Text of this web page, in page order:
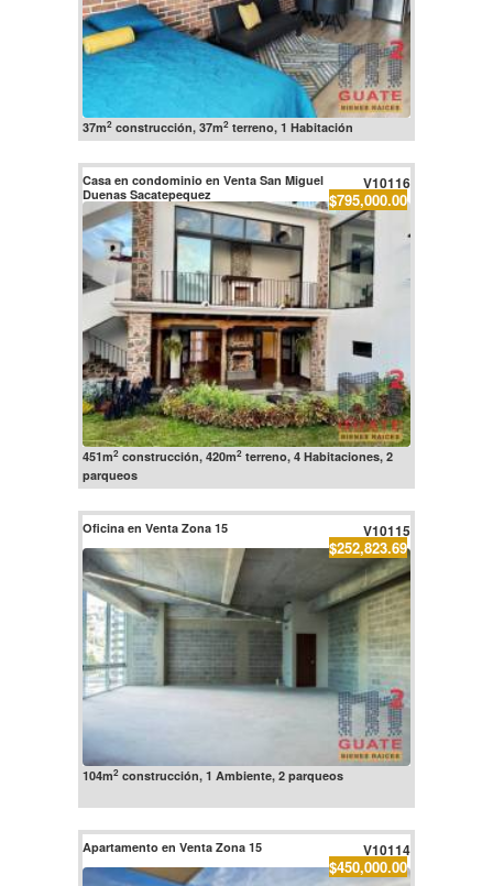
37m2construcción, 37m2terreno, 1 Habitación
Casa en condominio en Venta San Miguel
Duenas Sacatepequez
V10116
$795,000.00
451m2construcción, 420m2terreno, 4 Habitaciones, 2
parqueos
Oficina en Venta Zona 15 V10115
$252,823.69
104m2construcción, 1 Ambiente, 2 parqueos
Apartamento en Venta Zona 15 V10114
$450,000.00